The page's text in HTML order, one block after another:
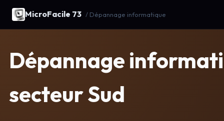
MicroFacile 73 / Dépannage informatique
Dépannage
secteur Sud